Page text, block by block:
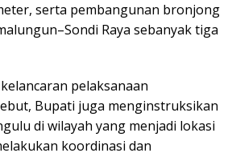
serta pembangunan bronjong
Raya sebanyak tiga
pelaksanaan
Bupati juga menginstruksikan
di wilayah yang menjadi lokasi
koordinasi dan